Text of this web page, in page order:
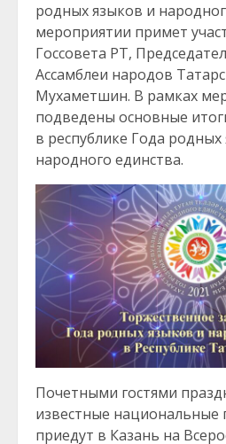
родных языков и
мероприятии примет
Госсовета РТ,
Ассамблеи народов
Мухаметшин. В рамках
подведены основные
в республике Года
народного единства.
Почетными гостями
известные национальные
приедут в Казань на